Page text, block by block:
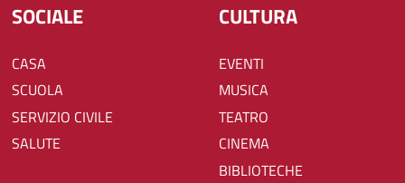
SOCIALE
CASA
SCUOLA
SERVIZIO CIVILE
SALUTE
CULTURA
EVENTI
MUSICA
TEATRO
CINEMA
BIBLIOTECHE